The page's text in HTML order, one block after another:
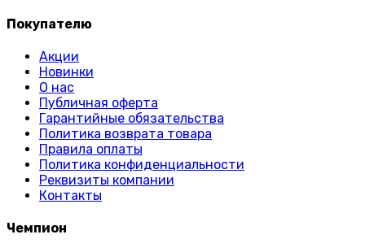
Покупателю
Акции
Новинки
О нас
Публичная оферта
Гарантийные обязательства
Политика возврата товара
Правила оплаты
Политика конфиденциальности
Реквизиты компании
Контакты
Чемпион